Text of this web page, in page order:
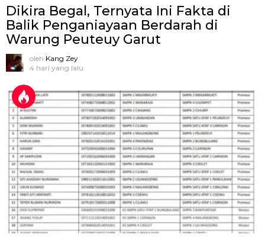
Dikira Begal, Ternyata Ini Fakta di
Balik Penganiayaan Berdarah di
Warung Peuteuy Garut
oleh Kang Zey
4 hari yang lalu